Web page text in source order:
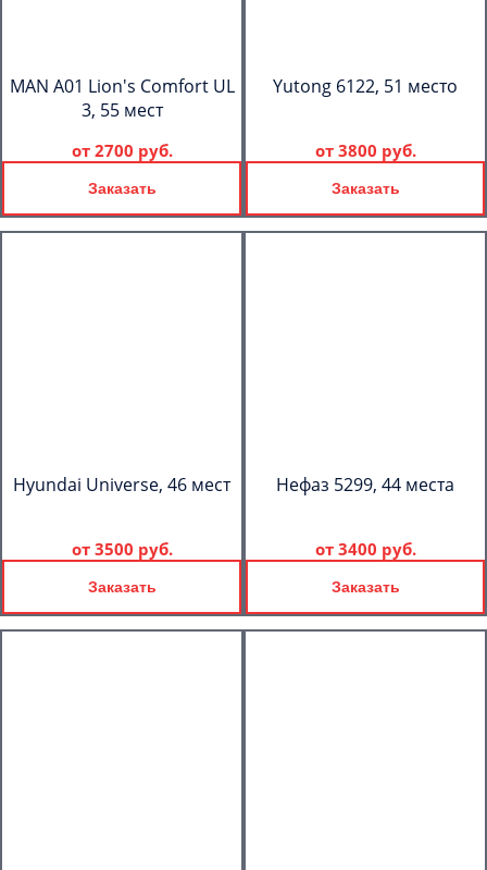
MAN A01 Lion's Comfort UL
3, 55 мест
от 2700 руб.
Заказать
Yutong 6122, 51 место
от 3800 руб.
Заказать
Hyundai Universe, 46 мест
от 3500 руб.
Заказать
Нефаз 5299, 44 места
от 3400 руб.
Заказать